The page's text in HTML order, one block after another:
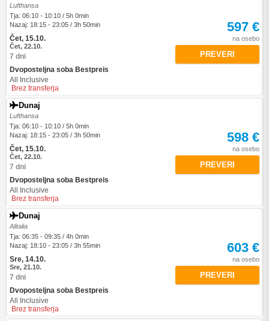
Lufthansa
Tja: 06:10 - 10:10 / 5h 0min
Nazaj: 18:15 - 23:05 / 3h 50min
Čet, 15.10.
Čet, 22.10.
7 dni
Dvoposteljna soba Bestpreis
All Inclusive
Brez transferja
597 €
na osebo
PREVERI
Dunaj
Lufthansa
Tja: 06:10 - 10:10 / 5h 0min
Nazaj: 18:15 - 23:05 / 3h 50min
Čet, 15.10.
Čet, 22.10.
7 dni
Dvoposteljna soba Bestpreis
All Inclusive
Brez transferja
598 €
na osebo
PREVERI
Dunaj
Alitalia
Tja: 06:35 - 09:35 / 4h 0min
Nazaj: 18:10 - 23:05 / 3h 55min
Sre, 14.10.
Sre, 21.10.
7 dni
Dvoposteljna soba Bestpreis
All Inclusive
Brez transferja
603 €
na osebo
PREVERI